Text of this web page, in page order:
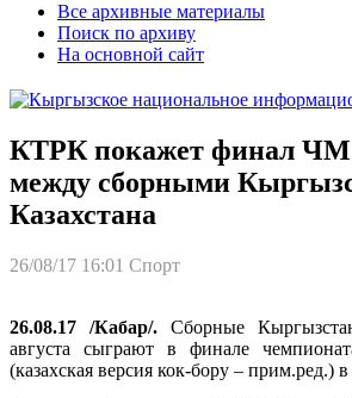
Все архивные материалы
Поиск по архиву
На основной сайт
КТРК покажет финал ЧМ
между сборными
Казахстана
26/08/17 16:01 Спорт
26.08.17 /Кабар/.Сборные
августа сыграют в финале
(казахская версия кок-бору – прим.ред.)